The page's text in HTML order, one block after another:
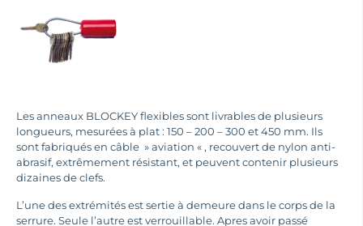
Les anneaux BLOCKEY flexibles sont livrables de plusieurs
longueurs, mesurées à plat : 150 – 200 – 300 et 450 mm. Ils
sont fabriqués en câble » aviation « , recouvert de nylon anti-
abrasif, extrêmement résistant, et peuvent contenir plusieurs
dizaines de clefs.
L’une des extrémités est sertie à demeure dans le corps de la
serrure. Seule l’autre est verrouillable. Apres avoir passé